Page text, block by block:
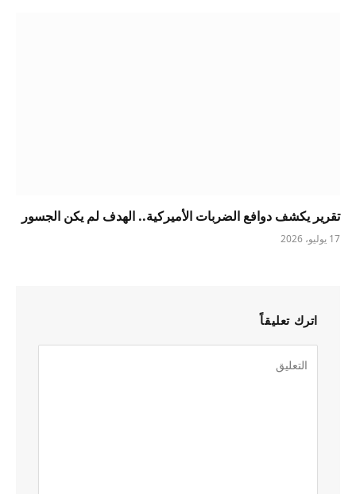
تقرير يكشف دوافع الضربات الأميركية.. الهدف لم يكن الجسور
17 يوليو، 2026
اترك تعليقاً